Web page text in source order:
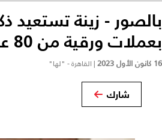
بالصور - زينة تستعيد
بعملات ورقية من 80 عاماً
16 كانون الأول 2023 | القاهرة - "لها"
شارك